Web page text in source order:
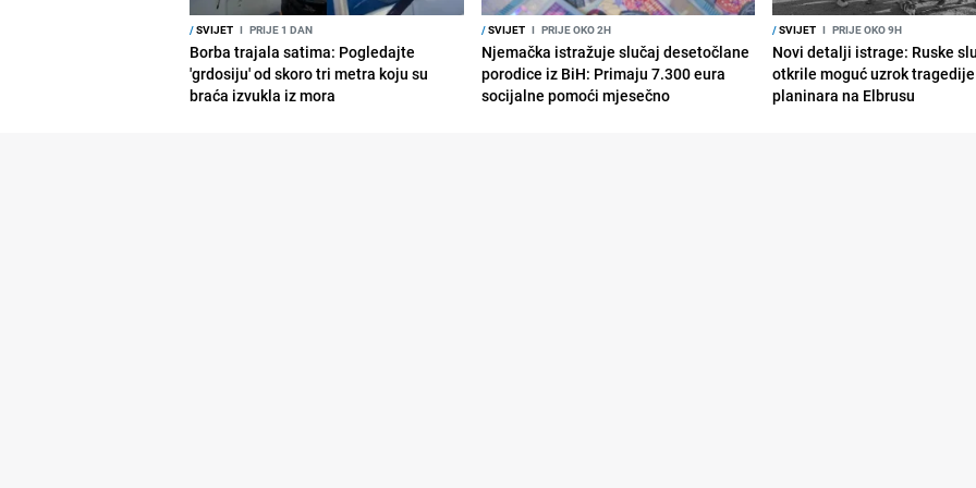
/SVIJET I PRIJE 1 DAN
Borba trajala satima: Pogledajte
'grdosiju' od skoro tri metra koju su
braća izvukla iz mora
/SVIJET I PRIJE OKO 2H
Njemačka istražuje slučaj desetočlane
porodice iz BiH: Primaju 7.300 eura
socijalne pomoći mjesečno
/SVIJET I PRIJE OKO 9H
Novi detalji istrage: Ruske
otkrile moguć uzrok
planinara na Elbrusu